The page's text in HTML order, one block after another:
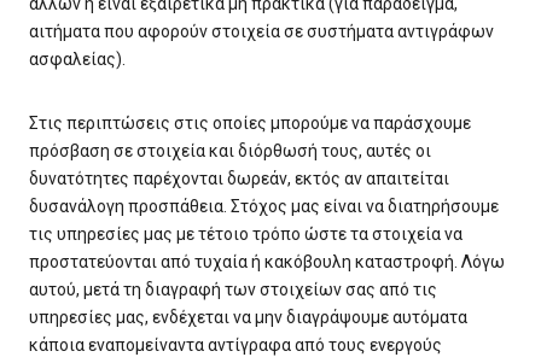
άλλων ή είναι εξαιρετικά μη πρακτικά (για παράδειγμα,
αιτήματα που αφορούν στοιχεία σε συστήματα αντιγράφων
ασφαλείας).
Στις περιπτώσεις στις οποίες μπορούμε να παράσχουμε
πρόσβαση σε στοιχεία και διόρθωσή τους, αυτές οι
δυνατότητες παρέχονται δωρεάν, εκτός αν απαιτείται
δυσανάλογη προσπάθεια. Στόχος μας είναι να διατηρήσουμε
τις υπηρεσίες μας με τέτοιο τρόπο ώστε τα στοιχεία να
προστατεύονται από τυχαία ή κακόβουλη καταστροφή. Λόγω
αυτού, μετά τη διαγραφή των στοιχείων σας από τις
υπηρεσίες μας, ενδέχεται να μην διαγράψουμε αυτόματα
κάποια εναπομείναντα αντίγραφα από τους ενεργούς